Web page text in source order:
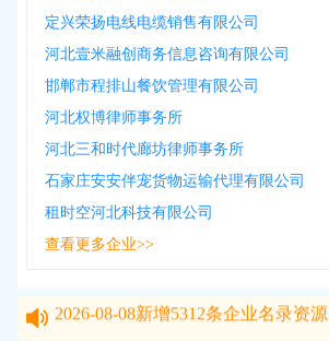
定兴荣扬电线电缆销售有限公司
河北壹米融创商务信息咨询有限公司
邯郸市程排山餐饮管理有限公司
河北权博律师事务所
河北三和时代廊坊律师事务所
石家庄安安伴宠货物运输代理有限公司
租时空河北科技有限公司
查看更多企业>>
新增 条企业名录资